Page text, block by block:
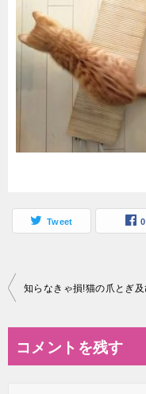
Tweet 0
投
ビ
コメントを残す